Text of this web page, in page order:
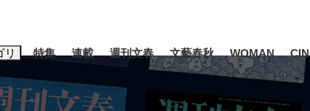
リ
エンタメ
特集 連載 週刊文春 文藝春秋 WOMAN